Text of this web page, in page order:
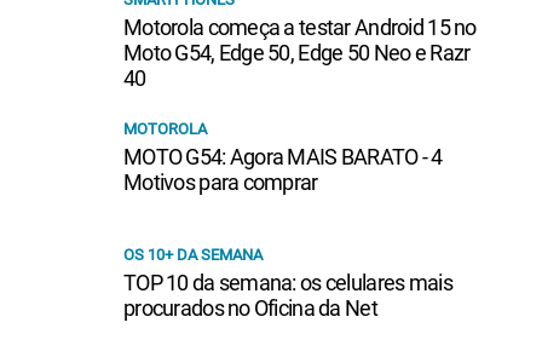
Motorola começa a testar Android 15 no
Moto G54, Edge 50, Edge 50 Neo e Razr
40
MOTOROLA
MOTO G54: Agora MAIS BARATO - 4
Motivos para comprar
OS 10+ DA SEMANA
TOP 10 da semana: os celulares mais
procurados no Oficina da Net